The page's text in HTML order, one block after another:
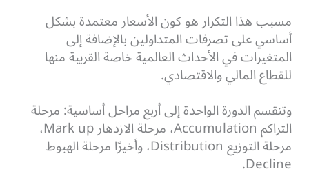
مسبب هذا التكرار هو كون الأسعار معتمدة بشكل
أساسي على تصرفات المتداولين بالإضافة إلى
المتغيرات في الأحداث العالمية خاصة القريبة منها
للقطاع المالي والاقتصادي.
وتنقسم الدورة الواحدة إلى أربع مراحل أساسية: مرحلة
التراكم Accumulation، مرحلة الازدهار Mark up،
مرحلة التوزيع Distribution، وأخيرًا مرحلة الهبوط
Decline.